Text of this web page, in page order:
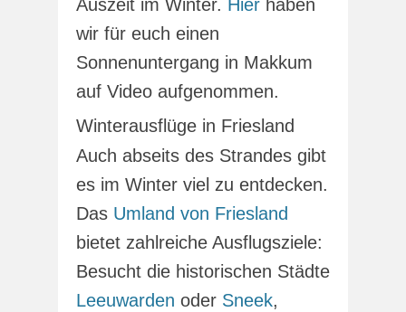
Auszeit im Winter. Hier haben
wir für euch einen
Sonnenuntergang in Makkum
auf Video aufgenommen.
Winterausflüge in Friesland
Auch abseits des Strandes gibt
es im Winter viel zu entdecken.
Das Umland von Friesland
bietet zahlreiche Ausflugsziele:
Besucht die historischen Städte
Leeuwarden oder Sneek,